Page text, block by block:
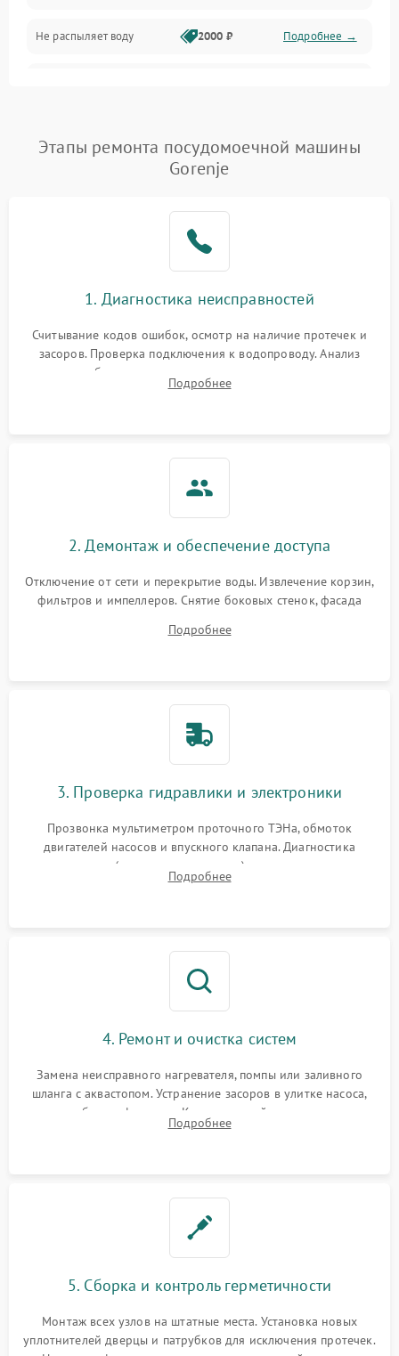
Программное обеспечение
Не распыляет воду 2000 ₽ Подробнее →
Проблемы с набором
воды
1800 ₽ Подробнее →
1700 ₽
циркуляционным насосом
2100 ₽ Подробнее →
Этапы ремонта посудомоечной машины
Gorenje
1. Диагностика неисправностей
Считывание кодов ошибок, осмотр на наличие протечек и
засоров. Проверка подключения к водопроводу. Анализ
жалоб на отсутствие слива, нагрева, вращения
разбрызгивателей или срабатывание системы защиты
Подробнее
2. Демонтаж и обеспечение доступа
Отключение от сети и перекрытие воды. Извлечение корзин,
фильтров и импеллеров. Снятие боковых стенок, фасада
циркуляционному насосу, ТЭНу и сливной помпе.
Подробнее
3. Проверка гидравлики и электроники
Прозвонка мультиметром проточного ТЭНа, обмоток
двигателей насосов и впускного клапана. Диагностика
прессостата (датчика уровня воды), датчика мутности,
концевика дверцы и электронного модуля управления.
Подробнее
4. Ремонт и очистка систем
Замена неисправного нагревателя, помпы или заливного
шланга с аквастопом. Устранение засоров в улитке насоса,
патрубках и фильтрах. Компонентный ремонт платы
управления, восстановление поврежденной проводки.
Подробнее
5. Сборка и контроль герметичности
Монтаж всех узлов на штатные места. Установка новых
уплотнителей дверцы и патрубков для исключения протечек.